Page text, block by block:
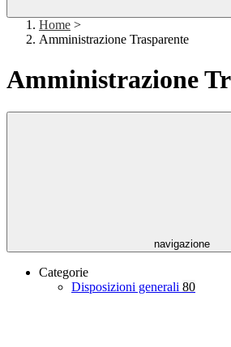
Home >
Amministrazione Trasparente
Amministrazione
navigazione
Categorie
Disposizioni generali 80